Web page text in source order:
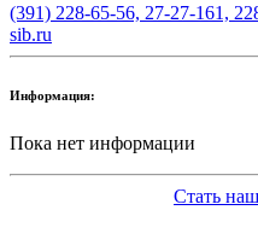
(391) 228-65-56, 27-27-161,
sib.ru
Информация:
Пока нет информации
Стать